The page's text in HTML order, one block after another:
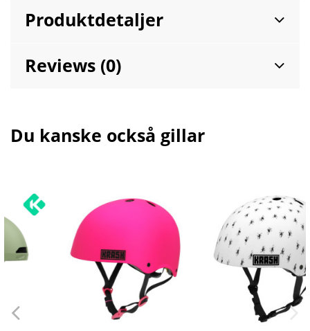
Produktdetaljer
Reviews (0)
Du kanske också gillar